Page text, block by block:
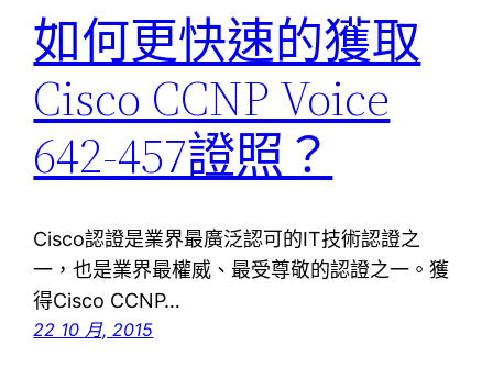
如何更快速的獲取
Cisco CCNP Voice
642-457證照？
Cisco認證是業界最廣泛認可的IT技術認證之
一，也是業界最權威、最受尊敬的認證之一。獲
得Cisco CCNP…
22 10 月, 2015